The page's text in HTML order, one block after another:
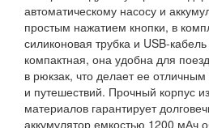
автоматическому насосу и
простым нажатием кнопки, в
силиконовая трубка и USB-
компактная, она удобна для
в рюкзак, что делает ее
и путешествий. Прочный корпус
материалов гарантирует
аккумулятор емкостью 1200 мАч